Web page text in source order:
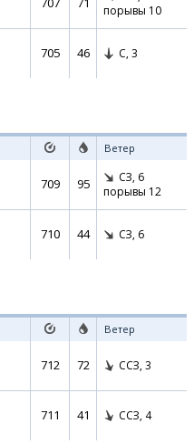
порывы 10
705 46 С, 3
Ветер
709 95 СЗ, 6
порывы 12
710 44 СЗ, 6
Ветер
712 72 ССЗ, 3
711 41 ССЗ, 4